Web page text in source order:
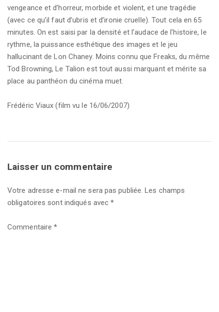
vengeance et d’horreur, morbide et violent, et une tragédie
(avec ce qu’il faut d’ubris et d’ironie cruelle). Tout cela en 65
minutes. On est saisi par la densité et l’audace de l’histoire, le
rythme, la puissance esthétique des images et le jeu
hallucinant de Lon Chaney. Moins connu que Freaks, du même
Tod Browning, Le Talion est tout aussi marquant et mérite sa
place au panthéon du cinéma muet.
Frédéric Viaux (film vu le 16/06/2007)
Laisser un commentaire
Votre adresse e-mail ne sera pas publiée. Les champs
obligatoires sont indiqués avec*
Commentaire*